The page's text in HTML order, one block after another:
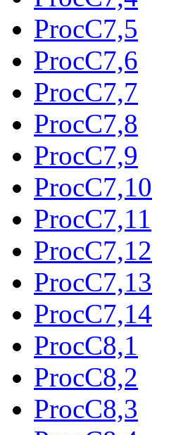
ProcC7,5
ProcC7,6
ProcC7,7
ProcC7,8
ProcC7,9
ProcC7,10
ProcC7,11
ProcC7,12
ProcC7,13
ProcC7,14
ProcC8,1
ProcC8,2
ProcC8,3